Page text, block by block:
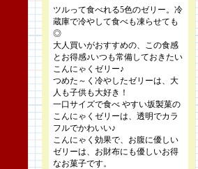
ツルって食べれる5色のゼリー。冷
蔵庫で冷やして食べも凍らせても
◎
大人買いがおすすめの、この食感
とお得感♪いつも常備しておきたい
こんにゃくゼリー♪
つめた～く冷やしたゼリーは、大
人も子供も大好き！
一口サイズで食べ やすい坂製菓の
こんにゃくゼリーは、透明でカラ
フルでかわいい♪
こんにゃく効果で、お腹に優しい
ゼリーは、お財布にも優しいお得
なお菓子です。